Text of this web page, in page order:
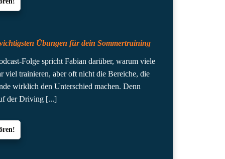
Übungen für dein Sommertraining
Folge spricht Fabian darüber, warum viele
viel trainieren, aber oft nicht die Bereiche, die
wirklich den Unterschied machen. Denn
der Driving [...]